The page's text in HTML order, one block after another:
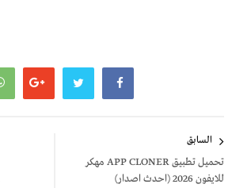
المقالات
السابق
تحميل تطبيق APP CLONER مهكر
للايفون 2026 (احدث اصدار)